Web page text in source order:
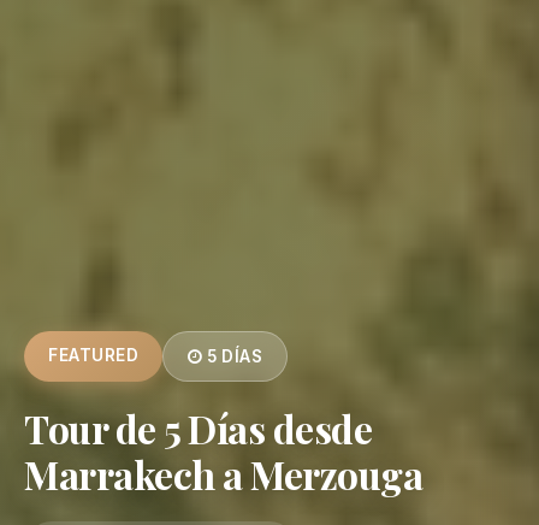
FEATURED 5 DÍAS
Tour de 5 Días desde
Marrakech a Merzouga